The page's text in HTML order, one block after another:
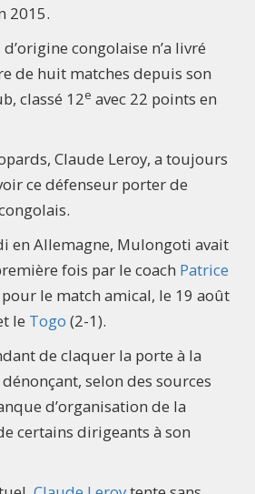
2015.
congolaise n’a livré
de huit matches depuis son
classé 12e avec 22 points en
Claude Leroy, a toujours
ce défenseur porter de
en Allemagne, Mulongoti avait
fois par le coach Patrice
le match amical, le 19 août
le Togo (2-1).
de claquer la porte à la
selon des sources
d’organisation de la
certains dirigeants à son